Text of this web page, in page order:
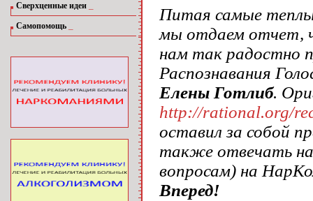
Сверхценные идеи
Самопомощь
Питая самые
мы отдаем отчет,
нам так радостно
Распознавания
Елены Готлиб.
http://rational.org/
оставил за собой
также отвечать
вопросам) на
Вперед!